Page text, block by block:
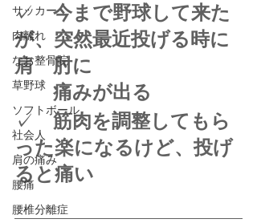
サッカー
肉離れ
なお整骨院
草野球
ソフトボール
社会人
肩の痛み
腰痛
腰椎分離症
✓ 今まで野球して来た
が、突然最近投げる時に
肩　肘に
痛みが出る
✓ 筋肉を調整してもら
った楽になるけど、投げ
ると痛い